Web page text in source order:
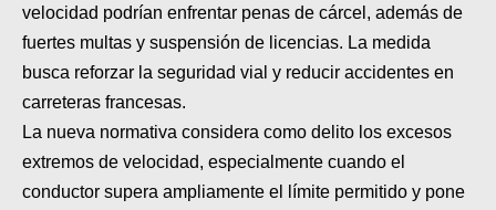
NACIONALES
MOBIL
PLANES
GUÍA DE PRECIOS
velocidad podrían enfrentar penas de cárcel, además de
fuertes multas y suspensión de licencias. La medida
busca reforzar la seguridad vial y reducir accidentes en
carreteras francesas.
La nueva normativa considera como delito los excesos
extremos de velocidad, especialmente cuando el
conductor supera ampliamente el límite permitido y pone